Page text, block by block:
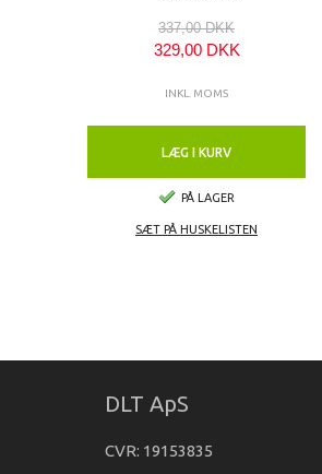
337,00 DKK
329,00 DKK
INKL. MOMS
LÆG I KURV
PÅ LAGER
SÆT PÅ HUSKELISTEN
DLT ApS
CVR: 19153835